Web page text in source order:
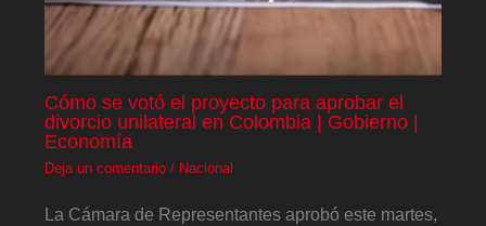
Cómo se votó el proyecto para aprobar el
divorcio unilateral en Colombia | Gobierno |
Economía
Deja un comentario / Nacional
La Cámara de Representantes aprobó este martes,